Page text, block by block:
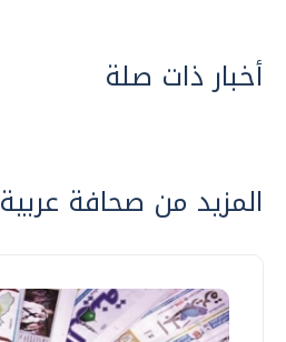
أخبار ذات صلة
المزيد من صحافة عربية